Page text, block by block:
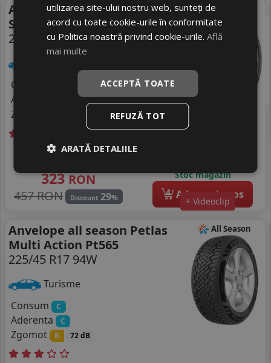
+ Videoclip
Anvelope vara Sebring
Summer 3
225/45 R17 94V
Consum
Aderenta
Zgomot
323RON
457 RON
Discount 29%
Stoc magazin
4 Adauga in cos
All Season
Anvelope all season Petlas
Multi Action Pt565
225/45 R17 94W
Turisme
Consum
C
Aderenta C
Zgomot B 72 dB
utilizarea site-ului nostru web, sunteți de
acord cu toate cookie-urile în conformitate
cu Politica noastră privind cookie-urile.Află
mai multe
ACCEPTĂ TOATE
REFUZĂ TOT
ARATĂ DETALIILE